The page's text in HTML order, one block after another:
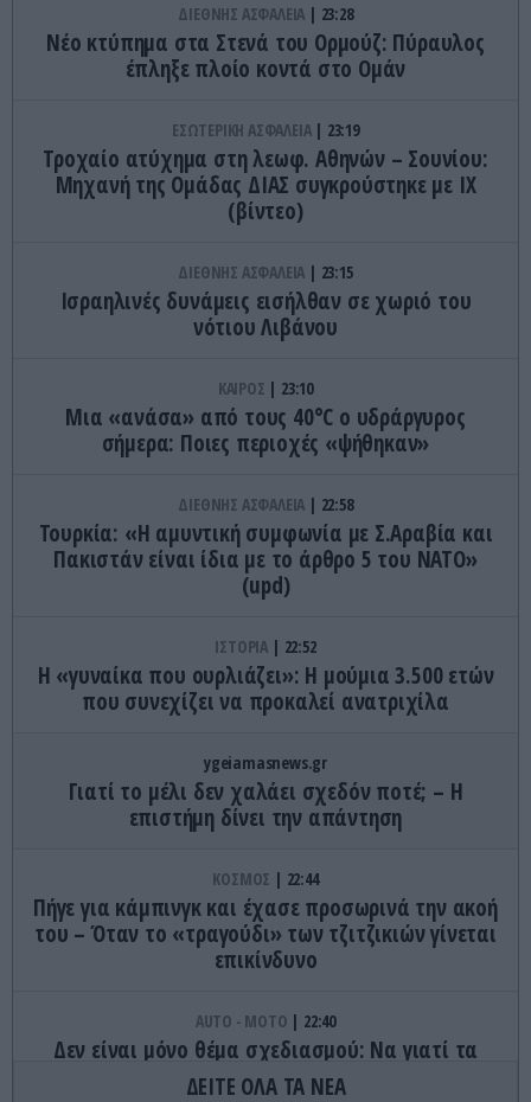
ΔΙΕΘΝΗΣ ΑΣΦΑΛΕΙΑ 23:28
Νέο κτύπημα στα Στενά του Ορμούζ: Πύραυλος
έπληξε πλοίο κοντά στο Ομάν
ΕΣΩΤΕΡΙΚΗ ΑΣΦΑΛΕΙΑ 23:19
Τροχαίο ατύχημα στη λεωφ. Αθηνών – Σουνίου:
Μηχανή της Ομάδας ΔΙΑΣ συγκρούστηκε με ΙΧ
(βίντεο)
ΔΙΕΘΝΗΣ ΑΣΦΑΛΕΙΑ 23:15
Ισραηλινές δυνάμεις εισήλθαν σε χωριό του
νότιου Λιβάνου
ΚΑΙΡΟΣ 23:10
Μια «ανάσα» από τους 40°C ο υδράργυρος
σήμερα: Ποιες περιοχές «ψήθηκαν»
ΔΙΕΘΝΗΣ ΑΣΦΑΛΕΙΑ 22:58
Τουρκία: «Η αμυντική συμφωνία με Σ.Αραβία και
Πακιστάν είναι ίδια με το άρθρο 5 του ΝΑΤΟ»
(upd)
ΙΣΤΟΡΙΑ 22:52
Η «γυναίκα που ουρλιάζει»: Η μούμια 3.500 ετών
που συνεχίζει να προκαλεί ανατριχίλα
ygeiamasnews.gr
Γιατί το μέλι δεν χαλάει σχεδόν ποτέ; – Η
επιστήμη δίνει την απάντηση
ΚΟΣΜΟΣ 22:44
Πήγε για κάμπινγκ και έχασε προσωρινά την ακοή
του – Όταν το «τραγούδι» των τζιτζικιών γίνεται
επικίνδυνο
AUTO - MOTO 22:40
Δεν είναι μόνο θέμα σχεδιασμού: Να γιατί τα
πίσω φώτα των αυτοκινήτων έχουν κόκκινο
ΔΕΙΤΕ ΟΛΑ ΤΑ ΝΕΑ